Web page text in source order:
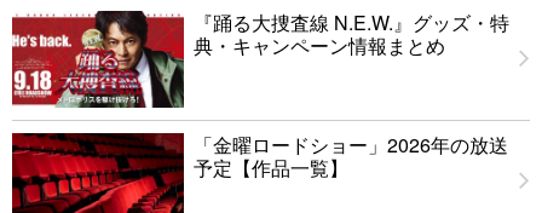
『踊る大捜査線 N.E.W.』グッズ・特
典・キャンペーン情報まとめ
「金曜ロードショー」2026年の放送
予定【作品一覧】